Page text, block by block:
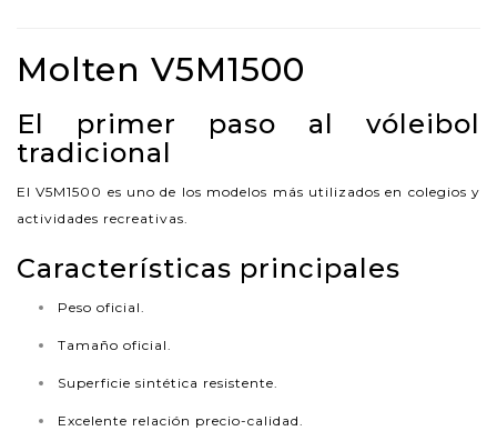
Molten V5M1500
El primer paso al vóleibol
tradicional
El V5M1500 es uno de los modelos más utilizados en colegios y
actividades recreativas.
Características principales
Peso oficial.
Tamaño oficial.
Superficie sintética resistente.
Excelente relación precio-calidad.